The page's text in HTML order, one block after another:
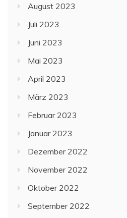
August 2023
Juli 2023
Juni 2023
Mai 2023
April 2023
März 2023
Februar 2023
Januar 2023
Dezember 2022
November 2022
Oktober 2022
September 2022